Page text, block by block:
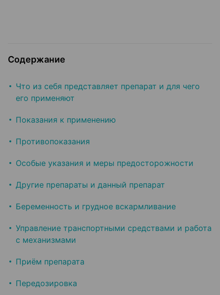
Содержание
Что из себя представляет препарат и для чего
его применяют
Показания к применению
Противопоказания
Особые указания и меры предосторожности
Другие препараты и данный препарат
Беременность и грудное вскармливание
Управление транспортными средствами и работа
с механизмами
Приём препарата
Передозировка